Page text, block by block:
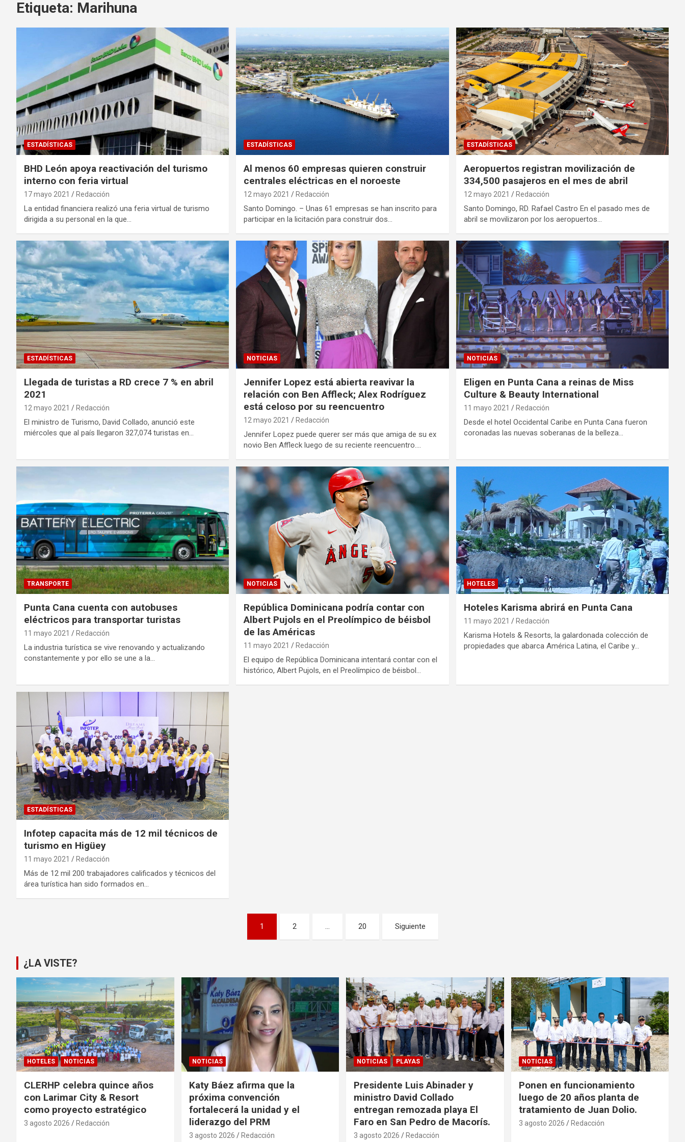
Etiqueta: Marihuna
ESTADÍSTICAS
BHD León apoya reactivación del turismo
interno con feria virtual
17 mayo 2021 Redacción
La entidad financiera realizó una feria virtual de turismo
dirigida a su personal en la que…
ESTADÍSTICAS
Al menos 60 empresas quieren construir
centrales eléctricas en el noroeste
12 mayo 2021 Redacción
Santo Domingo. – Unas 61 empresas se han inscrito para
participar en la licitación para construir dos…
ESTADÍSTICAS
Aeropuertos registran movilización de
334,500 pasajeros en el mes de abril
12 mayo 2021 Redacción
Santo Domingo, RD. Rafael Castro En el pasado mes de
abril se movilizaron por los aeropuertos…
ESTADÍSTICAS
Llegada de turistas a RD crece 7 % en abril
2021
12 mayo 2021 Redacción
El ministro de Turismo, David Collado, anunció este
miércoles que al país llegaron 327,074 turistas en…
NOTICIAS
Jennifer Lopez está abierta reavivar la
relación con Ben Affleck; Alex Rodríguez
está celoso por su reencuentro
12 mayo 2021 Redacción
Jennifer Lopez puede querer ser más que amiga de su ex
novio Ben Affleck luego de su reciente reencuentro.…
NOTICIAS
Eligen en Punta Cana a reinas de Miss
Culture & Beauty International
11 mayo 2021 Redacción
Desde el hotel Occidental Caribe en Punta Cana fueron
coronadas las nuevas soberanas de la belleza…
TRANSPORTE
Punta Cana cuenta con autobuses
eléctricos para transportar turistas
11 mayo 2021 Redacción
La industria turística se vive renovando y actualizando
constantemente y por ello se une a la…
NOTICIAS
República Dominicana podría contar con
Albert Pujols en el Preolímpico de béisbol
de las Américas
11 mayo 2021 Redacción
El equipo de República Dominicana intentará contar con el
histórico, Albert Pujols, en el Preolímpico de béisbol…
HOTELES
Hoteles Karisma abrirá en Punta Cana
11 mayo 2021 Redacción
Karisma Hotels & Resorts, la galardonada colección de
propiedades que abarca América Latina, el Caribe y…
ESTADÍSTICAS
Infotep capacita más de 12 mil técnicos de
turismo en Higüey
11 mayo 2021 Redacción
Más de 12 mil 200 trabajadores calificados y técnicos del
área turística han sido formados en…
entradas
1 2 20 Siguiente
¿LA VISTE?
HOTELES NOTICIAS
CLERHP celebra quince años
con Larimar City & Resort
como proyecto estratégico
3 agosto 2026 Redacción
NOTICIAS
Katy Báez afirma que la
próxima convención
fortalecerá la unidad y el
liderazgo del PRM
3 agosto 2026 Redacción
NOTICIAS PLAYAS
Presidente Luis Abinader y
ministro David Collado
entregan remozada playa El
Faro en San Pedro de Macorís.
3 agosto 2026 Redacción
NOTICIAS
Ponen en funcionamiento
luego de 20 años planta de
tratamiento de Juan Dolio.
3 agosto 2026 Redacción